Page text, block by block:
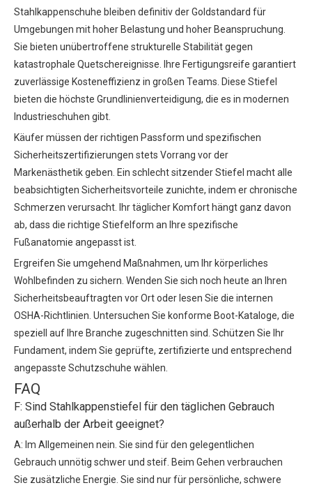
Stahlkappenschuhe bleiben definitiv der Goldstandard für
Umgebungen mit hoher Belastung und hoher Beanspruchung.
Sie bieten unübertroffene strukturelle Stabilität gegen
katastrophale Quetschereignisse. Ihre Fertigungsreife garantiert
zuverlässige Kosteneffizienz in großen Teams. Diese Stiefel
bieten die höchste Grundlinienverteidigung, die es in modernen
Industrieschuhen gibt.
Käufer müssen der richtigen Passform und spezifischen
Sicherheitszertifizierungen stets Vorrang vor der
Markenästhetik geben. Ein schlecht sitzender Stiefel macht alle
beabsichtigten Sicherheitsvorteile zunichte, indem er chronische
Schmerzen verursacht. Ihr täglicher Komfort hängt ganz davon
ab, dass die richtige Stiefelform an Ihre spezifische
Fußanatomie angepasst ist.
Ergreifen Sie umgehend Maßnahmen, um Ihr körperliches
Wohlbefinden zu sichern. Wenden Sie sich noch heute an Ihren
Sicherheitsbeauftragten vor Ort oder lesen Sie die internen
OSHA-Richtlinien. Untersuchen Sie konforme Boot-Kataloge, die
speziell auf Ihre Branche zugeschnitten sind. Schützen Sie Ihr
Fundament, indem Sie geprüfte, zertifizierte und entsprechend
angepasste Schutzschuhe wählen.
FAQ
F: Sind Stahlkappenstiefel für den täglichen Gebrauch
außerhalb der Arbeit geeignet?
A: Im Allgemeinen nein. Sie sind für den gelegentlichen
Gebrauch unnötig schwer und steif. Beim Gehen verbrauchen
Sie zusätzliche Energie. Sie sind nur für persönliche, schwere